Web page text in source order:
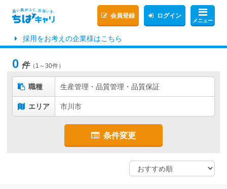
メニュー
会員登録 ログイン
採用をお考えの企業様はこちら
0 件（1～30件）
職種 生産管理・品質管理・品質保証
エリア 市川市
条件変更